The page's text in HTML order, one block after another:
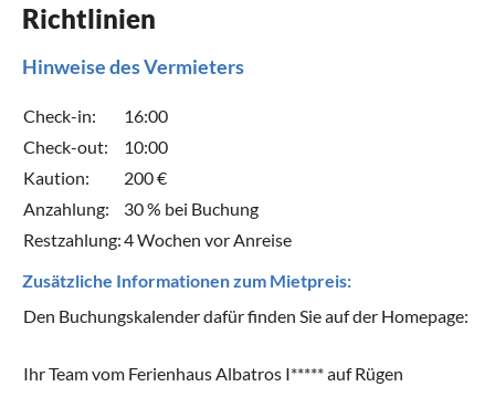
Richtlinien
Hinweise des Vermieters
Check-in:
16:00
Check-out:
10:00
Kaution:
200 €
Anzahlung:
30 % bei Buchung
Restzahlung:4 Wochen vor Anreise
Zusätzliche Informationen zum Mietpreis:
Den Buchungskalender dafür finden Sie auf der Homepage:
Ihr Team vom Ferienhaus Albatros I***** auf Rügen